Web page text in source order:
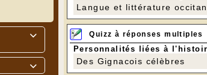


Langue et littérature
Quizz à réponses multiples
Personnalités liées à
Des Gignacois célèbres